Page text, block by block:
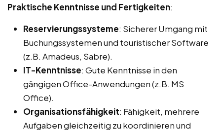
Praktische Kenntnisse und Fertigkeiten:
Reservierungssysteme: Sicherer Umgang mit
Buchungssystemen und touristischer Software
(z.B. Amadeus, Sabre).
IT-Kenntnisse: Gute Kenntnisse in den
gängigen Office-Anwendungen (z.B. MS
Office).
Organisationsfähigkeit: Fähigkeit, mehrere
Aufgaben gleichzeitig zu koordinieren und